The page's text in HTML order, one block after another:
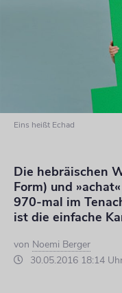
Eins heißt Echad
Die hebräischen
Form) und
970-mal im
ist die einfache
von Noemi Berger
30.05.2016 18:14